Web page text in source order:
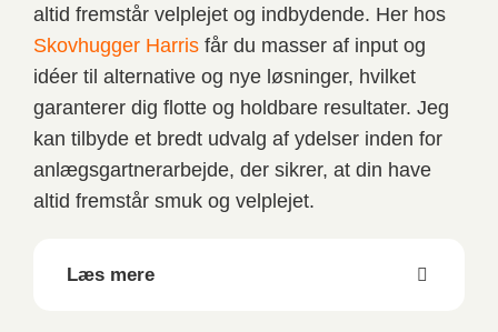
altid fremstår velplejet og indbydende. Her hos
Skovhugger Harris får du masser af input og
idéer til alternative og nye løsninger, hvilket
garanterer dig flotte og holdbare resultater. Jeg
kan tilbyde et bredt udvalg af ydelser inden for
anlægsgartnerarbejde, der sikrer, at din have
altid fremstår smuk og velplejet.
Læs mere